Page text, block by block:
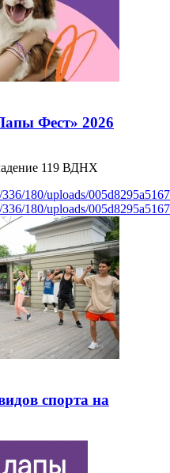
Фест» 2026
119 ВДНХ
180/uploads/
180/uploads/
спорта на